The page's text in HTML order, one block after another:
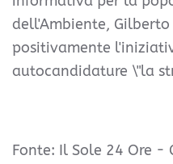
dell'Ambiente,
positivamente
autocandidature \"la
Fonte: Il Sole 24 Ore -